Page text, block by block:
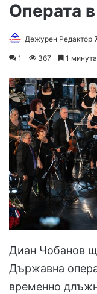
Операта
Дежурен Редактор
1 367 1 минута
Диан Чобанов
Държавна
временно